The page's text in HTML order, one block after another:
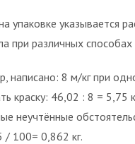
упаковке указывается
при различных способах
написано: 8 м/кг при
краску: 46,02 : 8 = 5,75
неучтённые
/ 100= 0,862 кг.